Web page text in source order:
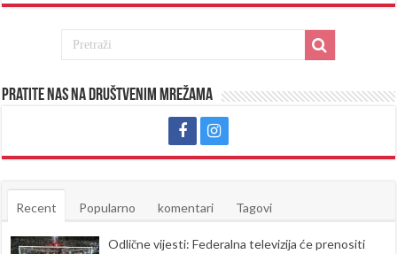
Pratite nas na društvenim mrežama
Recent Popularno komentari Tagovi
Odlične vijesti: Federalna televizija će prenositi